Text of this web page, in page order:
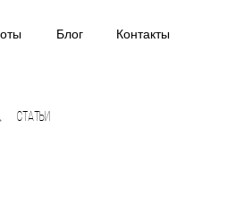
Контакты
Блог
Статьи